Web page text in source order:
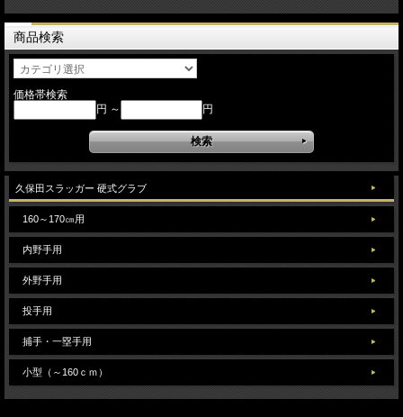
商品検索
価格帯検索
円 ～
円
久保田スラッガー 硬式グラブ
160～170㎝用
内野手用
外野手用
投手用
捕手・一塁手用
小型（～160ｃｍ）